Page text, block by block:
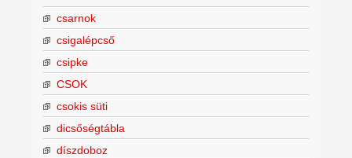
csarnok
csigalépcső
csipke
CSOK
csokis süti
dicsőségtábla
díszdoboz